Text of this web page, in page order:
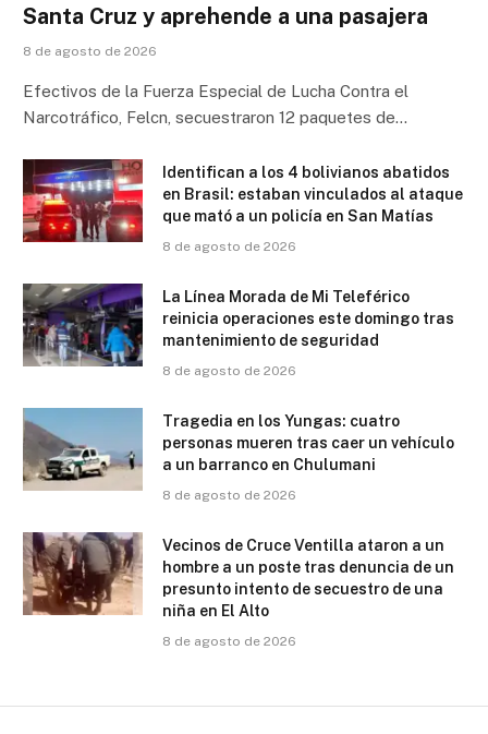
Santa Cruz y aprehende a una pasajera
8 de agosto de 2026
Efectivos de la Fuerza Especial de Lucha Contra el
Narcotráfico, Felcn, secuestraron 12 paquetes de…
Identifican a los 4 bolivianos abatidos
en Brasil: estaban vinculados al ataque
que mató a un policía en San Matías
8 de agosto de 2026
La Línea Morada de Mi Teleférico
reinicia operaciones este domingo tras
mantenimiento de seguridad
8 de agosto de 2026
Tragedia en los Yungas: cuatro
personas mueren tras caer un vehículo
a un barranco en Chulumani
8 de agosto de 2026
Vecinos de Cruce Ventilla ataron a un
hombre a un poste tras denuncia de un
presunto intento de secuestro de una
niña en El Alto
8 de agosto de 2026